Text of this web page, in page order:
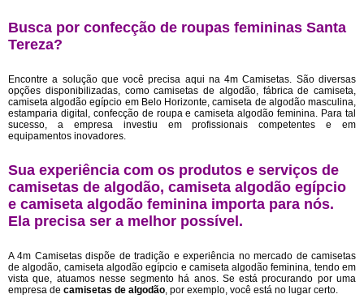
Busca por confecção de roupas femininas Santa
Tereza?
Encontre a solução que você precisa aqui na 4m Camisetas. São diversas
opções disponibilizadas, como camisetas de algodão, fábrica de camiseta,
camiseta algodão egípcio em Belo Horizonte, camiseta de algodão masculina,
estamparia digital, confecção de roupa e camiseta algodão feminina. Para tal
sucesso, a empresa investiu em profissionais competentes e em
equipamentos inovadores.
Sua experiência com os produtos e serviços de
camisetas de algodão, camiseta algodão egípcio
e camiseta algodão feminina importa para nós.
Ela precisa ser a melhor possível.
A 4m Camisetas dispõe de tradição e experiência no mercado de camisetas
de algodão, camiseta algodão egípcio e camiseta algodão feminina, tendo em
vista que, atuamos nesse segmento há anos. Se está procurando por uma
empresa de camisetas de algodão, por exemplo, você está no lugar certo.